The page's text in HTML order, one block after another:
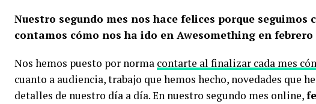
Nuestro segundo mes nos hace felices porque seguimos
contamos cómo nos ha ido en Awesomething en febrero
Nos hemos puesto por norma contarte al finalizar cada mes
cuanto a audiencia, trabajo que hemos hecho, novedades que
detalles de nuestro día a día. En nuestro segundo mes online,